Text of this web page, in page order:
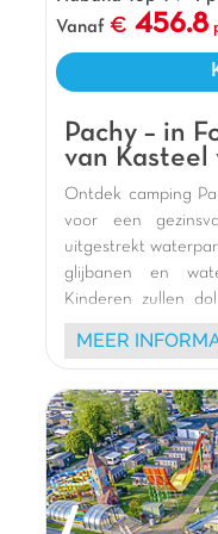
Vanaf
456.8
Pachy – in
van Kasteel
Ontdek camping
voor een
uitgestrekt
glijbanen en
Kinderen zullen
(thema, boot,
onze comfortabele
petanque,
kleurrijke
charme van de
Dinant.
De
MEER